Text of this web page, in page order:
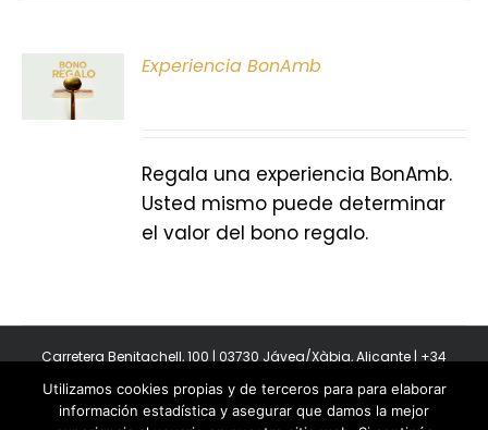
Experiencia BonAmb
Regala una experiencia BonAmb.
Usted mismo puede determinar
el valor del bono regalo.
Carretera Benitachell, 100 | 03730 Jávea/Xàbia, Alicante | +34
Copyright 2011-2026 BonAmb Restaurant | All Rights Reserved |
Política de privacidad|Powered by Insertcom
Utilizamos cookies propias y de terceros para para elaborar
información estadística y asegurar que damos la mejor